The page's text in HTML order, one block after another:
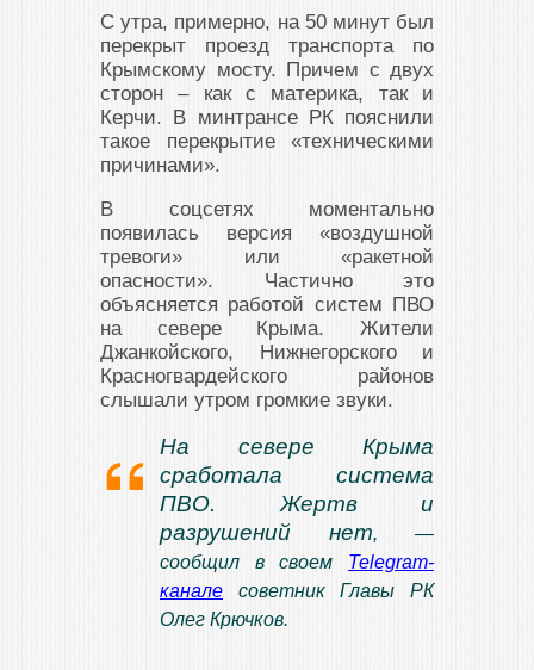
С утра, примерно, на 50 минут был
перекрыт проезд транспорта по
Крымскому мосту. Причем с двух
сторон – как с материка, так и
Керчи. В минтрансе РК пояснили
такое перекрытие «техническими
причинами».
В соцсетях моментально
появилась версия «воздушной
тревоги» или «ракетной
опасности». Частично это
объясняется работой систем ПВО
на севере Крыма. Жители
Джанкойского, Нижнегорского и
Красногвардейского районов
слышали утром громкие звуки.
На севере Крыма
сработала система
ПВО. Жертв и
разрушений нет, —
сообщил в своем Telegram-
канале советник Главы РК
Олег Крючков.